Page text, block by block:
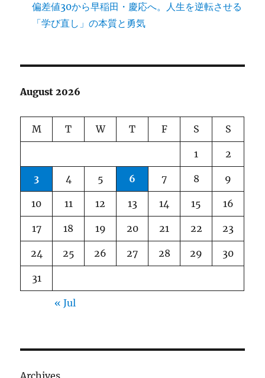
偏差値30から早稲田・慶応へ。人生を逆転させる
「学び直し」の本質と勇気
August 2026
M T W T F S S
1 2
3 4 5 6 7 8 9
10 11 12 13 14 15 16
17 18 19 20 21 22 23
24 25 26 27 28 29 30
31
« Jul